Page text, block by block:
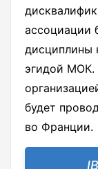
ассоциации
дисциплины
эгидой МОК.
будет
во Франции.